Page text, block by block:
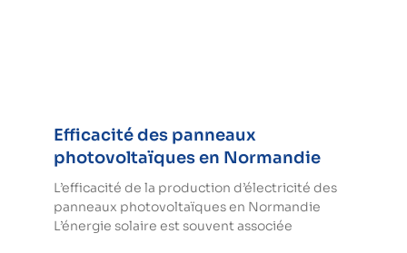
Efficacité des panneaux
photovoltaïques en Normandie
L’efficacité de la production d’électricité des
panneaux photovoltaïques en Normandie
L’énergie solaire est souvent associée